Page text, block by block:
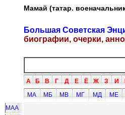
Мамай (татар.
Большая Советская
биографии, очерки,
А Б В Г Д Е Ё Ж З И
МА
МБ МВ МГ МД МЕ
МАА